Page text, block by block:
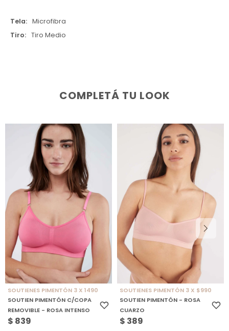
Tela
Microfibra
Tiro
Tiro Medio
COMPLETÁ TU LOOK
SOUTIENES PIMENTÓN 3 X 1490
SOUTIEN PIMENTÓN C/COPA
REMOVIBLE - ROSA INTENSO
$ 839
SOUTIENES PIMENTÓN 3 X $990
SOUTIEN PIMENTÓN - ROSA
CUARZO
$ 389